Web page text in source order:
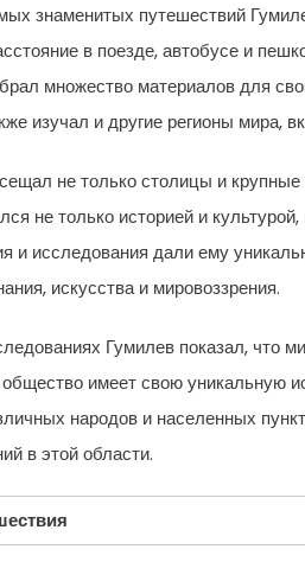
знаменитых путешествий
в поезде, автобусе и
множество материалов для
изучал и другие регионы мира,
не только столицы и
не только историей и
и исследования дали ему
искусства и мировоззрения.
Гумилев показал, что
имеет свою уникальную
народов и населенных
в этой области.